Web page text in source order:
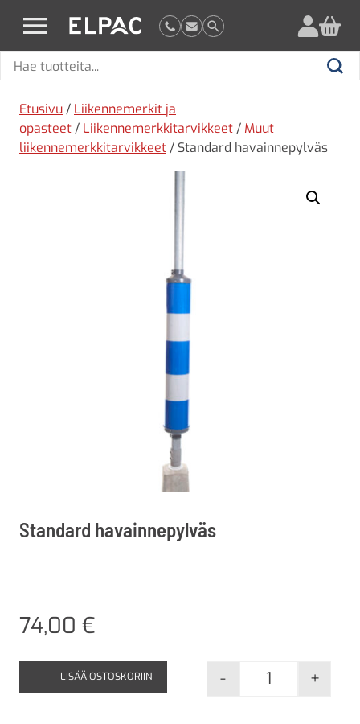
elpac.fi
Hae
Hae
Etusivu / Liikennemerkit ja
opasteet / Liikennemerkkitarvikkeet / Muut
liikennemerkkitarvikkeet / Standard havainnepylväs
Standard havainnepylväs
74,00 €
Standard
- +
LISÄÄ OSTOSKORIIN